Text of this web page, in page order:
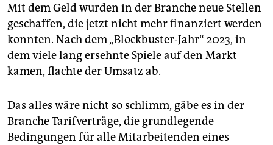
Mit dem Geld wurden in der Branche neue Stellen
geschaffen, die jetzt nicht mehr finanziert werden
konnten. Nach dem „Blockbuster-Jahr“ 2023, in
dem viele lang ersehnte Spiele auf den Markt
kamen, flachte der Umsatz ab.
Das alles wäre nicht so schlimm, gäbe es in der
Branche Tarifverträge, die grundlegende
Bedingungen für alle Mitarbeitenden eines